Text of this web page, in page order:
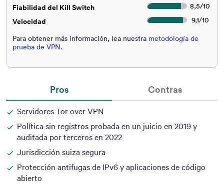
Fiabilidad del Kill Switch
8,5/10
Velocidad
9,1/10
Para obtener más información, lea nuestra metodología de
prueba de VPN.
Pros
Servidores Tor over VPN
Política sin registros probada en un juicio en 2019 y
auditada por terceros en 2022
Jurisdicción suiza segura
Protección antifugas de IPv6 y aplicaciones de código
abierto
Contras